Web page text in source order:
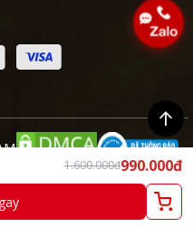
1.600.000đ990.000đ